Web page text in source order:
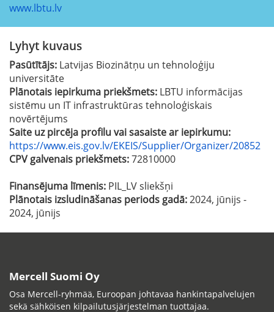
www.lbtu.lv
Lyhyt kuvaus
Pasūtītājs: Latvijas Biozinātņu un tehnoloģiju
universitāte
Plānotais iepirkuma priekšmets: LBTU informācijas
sistēmu un IT infrastruktūras tehnoloģiskais
novērtējums
Saite uz pircēja profilu vai sasaiste ar iepirkumu:
https://www.eis.gov.lv/EKEIS/Supplier/Organizer/20852
CPV galvenais priekšmets:72810000
Finansējuma līmenis: PIL_LV sliekšņi
Plānotais izsludināšanas periods gadā:2024, jūnijs -
2024, jūnijs
Mercell Suomi Oy
Osa Mercell-ryhmää, Euroopan johtavaa hankintapalvelujen
sekä sähköisen kilpailutusjärjestelman tuottajaa.